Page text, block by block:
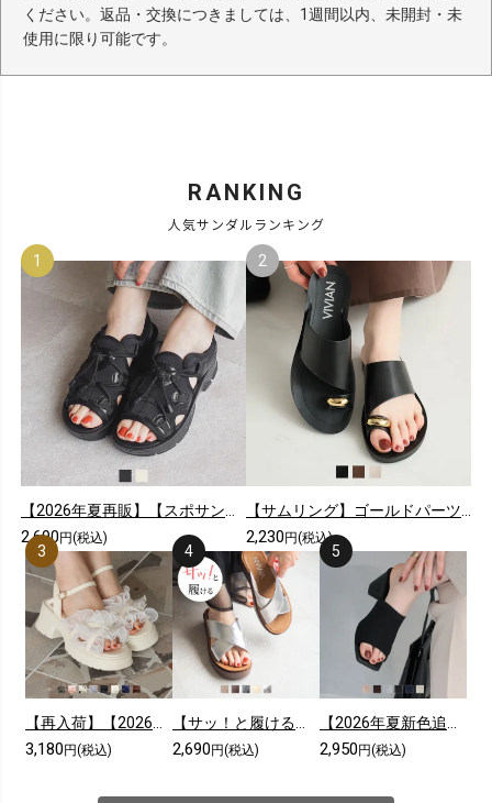
ください。返品・交換につきましては、1週間以内、未開封・未
使用に限り可能です。
RANKING
人気サンダルランキング
2,690円(税込) 2,230円(税込)
3,180円(税込) 2,690円(税込) 2,950円(税込)